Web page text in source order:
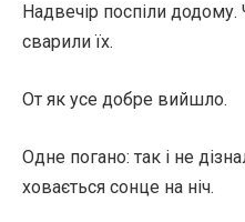
Надвечір поспіли
сварили їх.
От як усе добре вийшло.
Одне погано: так і не
ховається сонце на ніч.